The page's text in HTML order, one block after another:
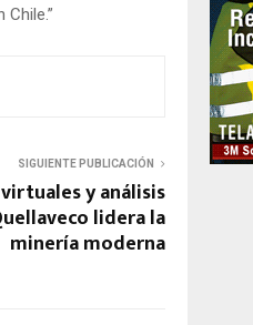
SIGUIENTE PUBLICACIÓN
y análisis
lidera la
minería moderna